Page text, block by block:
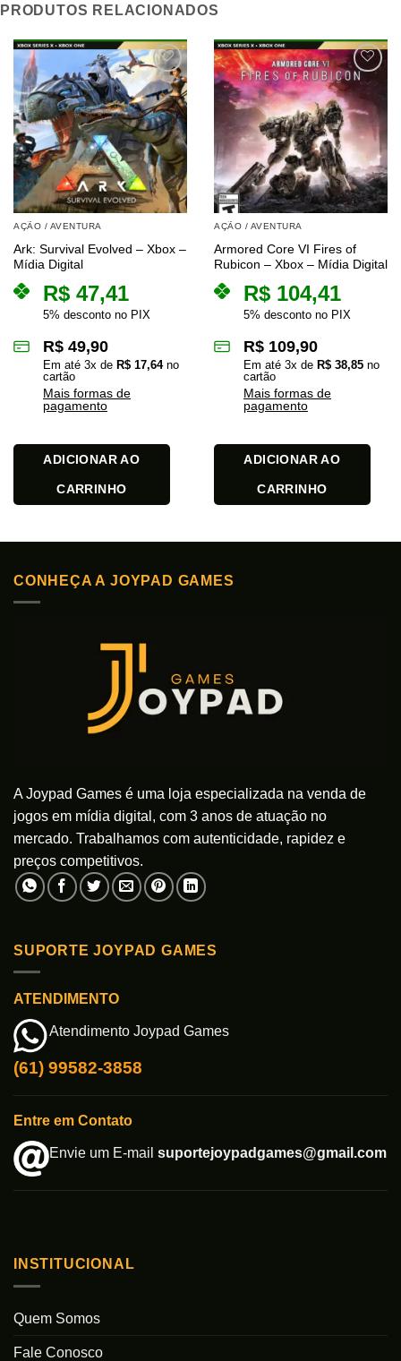
PRODUTOS RELACIONADOS
AÇÃO / AVENTURA
Ark: Survival Evolved – Xbox –
Mídia Digital
R$ 47,41
5% desconto no PIX
R$ 49,90
Em até 3x de R$ 17,64no
cartão
Mais formas de
pagamento
ADICIONAR AO
CARRINHO
AÇÃO / AVENTURA
Armored Core VI Fires of
Rubicon – Xbox – Mídia Digital
R$ 104,41
5% desconto no PIX
R$ 109,90
Em até 3x de R$ 38,85 no
cartão
Mais formas de
pagamento
ADICIONAR AO
CARRINHO
CONHEÇA A JOYPAD GAMES
A Joypad Games é uma loja especializada na venda de
jogos em mídia digital, com 3 anos de atuação no
mercado. Trabalhamos com autenticidade, rapidez e
preços competitivos.
SUPORTE JOYPAD GAMES
ATENDIMENTO
Atendimento Joypad Games
(61) 99582-3858
Entre em Contato
Envie um E-mail suportejoypadgames@gmail.com
INSTITUCIONAL
Quem Somos
Fale Conosco